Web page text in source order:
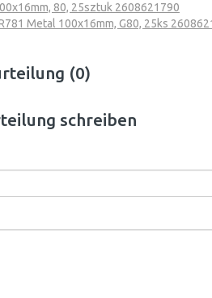
80, 25sztuk 2608621790
Metal 100x16mm, G80, 25ks
(0)
schreiben